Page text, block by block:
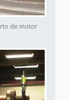
de motor